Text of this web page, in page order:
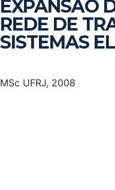
EXPANSÃO
REDE DE
SISTEMAS
MSc UFRJ, 2008